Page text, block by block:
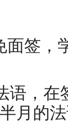
面签，
语，
月的